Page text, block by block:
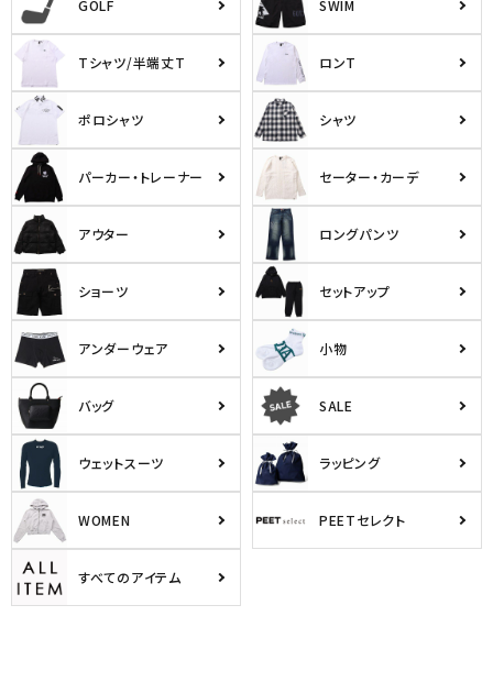
GOLF SWIM
Tシャツ/半端丈T ロンT
ポロシャツ シャツ
パーカー・トレーナー セーター・カーデ
アウター ロングパンツ
ショーツ セットアップ
アンダーウェア 小物
バッグ SALE
ウェットスーツ ラッピング
WOMEN PEETセレクト
すべてのアイテム